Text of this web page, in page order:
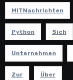
MITNachrichten
Python Sich
Unternehmen
Zur Über